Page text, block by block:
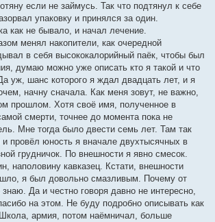
если не займусь. Так что подтянул к себе
упаковку и принялся за один.
как не бывало, и начал лечение.
менял накопители, как очередной
в себя высококалорийный паёк, чтобы был
думаю можно уже описать кто я такой и что
уж, шанс которого я ждал двадцать лет, и я
начну сначала. Как меня зовут, не важно,
прошлом. Хотя своё имя, полученное в
смерти, точнее до момента пока не
Мне тогда было двести семь лет. Там так
провёл юность я вначале двухтысячных в
грудничок. По внешности я явно смесок.
наполовину кавказец. Кстати, внешности
я был довольно смазливым. Почему от
Да и честно говоря давно не интересно,
на этом. Не буду подробно описывать как
армия, потом наёмничал, больше